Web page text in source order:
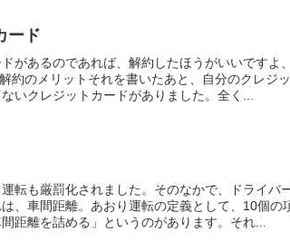
ード
があるのであれば、解約したほうがいいですよ
約のメリットそれを書いたあと、自分のクレジ
いクレジットカードがありました。全く...
転も厳罰化されました。そのなかで、ドライバ
、車間距離。あおり運転の定義として、10個の
距離を詰める」というのがあります。それ...